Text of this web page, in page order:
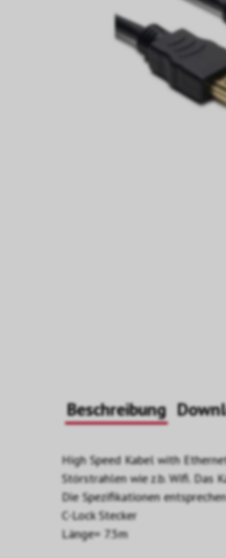
Beschreibung
High Speed Kabel with
Störstrahlen wie z.b. Wifi. Das
Die Spezifikationen
C-Lock Stecker
Länge= 7.5m